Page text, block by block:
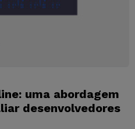
uma abordagem
desenvolvedores